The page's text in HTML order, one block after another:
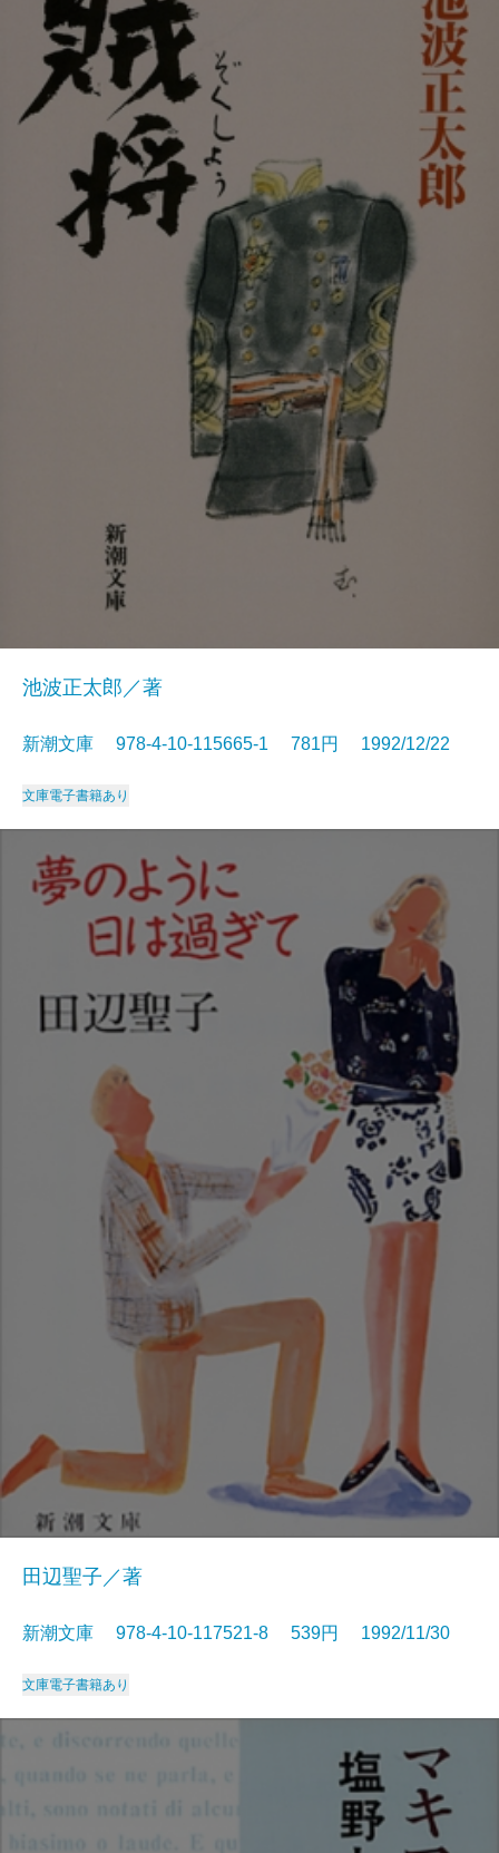
池波正太郎／著
新潮文庫 978-4-10-115665-1 781円 1992/12/22
文庫電子書籍あり
田辺聖子／著
新潮文庫 978-4-10-117521-8 539円 1992/11/30
文庫電子書籍あり